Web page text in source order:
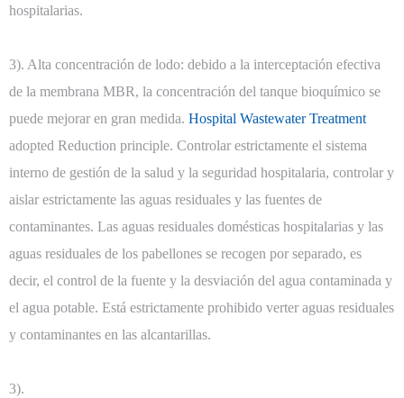
hospitalarias.
3). Alta concentración de lodo: debido a la interceptación efectiva
de la membrana MBR, la concentración del tanque bioquímico se
puede mejorar en gran medida. Hospital Wastewater Treatment
adopted Reduction principle. Controlar estrictamente el sistema
interno de gestión de la salud y la seguridad hospitalaria, controlar y
aislar estrictamente las aguas residuales y las fuentes de
contaminantes. Las aguas residuales domésticas hospitalarias y las
aguas residuales de los pabellones se recogen por separado, es
decir, el control de la fuente y la desviación del agua contaminada y
el agua potable. Está estrictamente prohibido verter aguas residuales
y contaminantes en las alcantarillas.
3).